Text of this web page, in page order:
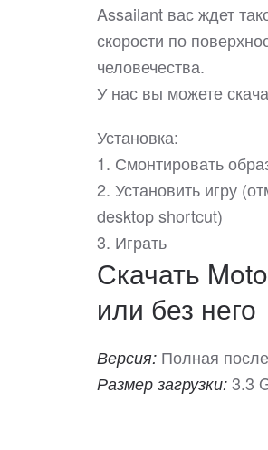
Assailant вас ждет
скорости по
человечества.
У нас вы можете
Установка:
1. Смонтировать
2. Установить игру
desktop shortcut)
3. Играть
Скачать
или без него
Версия: Полная
Размер загрузки: 3.3